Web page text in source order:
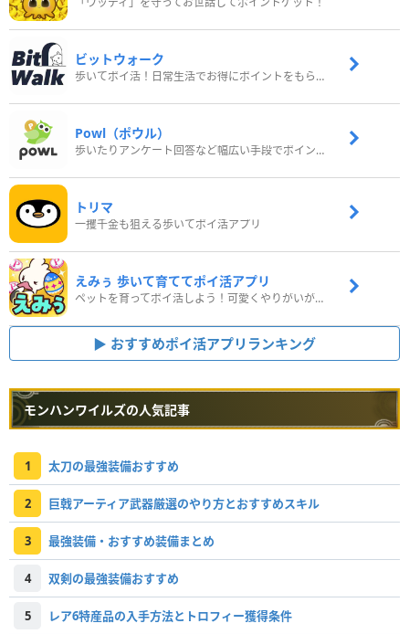
ビットウォーク
歩いてポイ活！日常生活でお得にポイントをもらおう
Powl（ポウル）
歩いたりアンケート回答など幅広い手段でポイントをゲット
トリマ
一攫千金も狙える歩いてポイ活アプリ
えみぅ 歩いて育ててポイ活アプリ
ペットを育ってポイ活しよう！可愛くやりがいがある新感覚アプリ
おすすめポイ活アプリランキング
モンハンワイルズの人気記事
1 太刀の最強装備おすすめ
2 巨戟アーティア武器厳選のやり方とおすすめスキル
3 最強装備・おすすめ装備まとめ
4 双剣の最強装備おすすめ
5 レア6特産品の入手方法とトロフィー獲得条件